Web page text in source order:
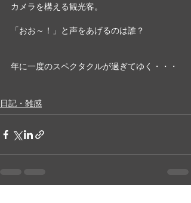
カメラを構える観光客。
「おお～！」と声をあげるのは誰？
年に一度のスペクタクルが過ぎてゆく・・・
日記・雑感